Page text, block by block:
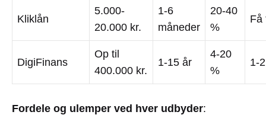
Kliklån
5.000-
20.000 kr.
1-6
måneder
20-40
%
Få
DigiFinans
Op til
400.000 kr.
1-15 år
4-20
%
1-
Fordele og ulemper ved hver udbyder: